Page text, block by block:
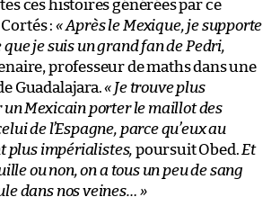
ces histoires générées par ce
: «Après le Mexique, je supporte
que je suis un grand fan de Pedri,
professeur de maths dans une
Guadalajara. « Je trouve plus
un Mexicain porter le maillot des
de l’Espagne, parce qu’eux au
plus impérialistes, poursuit Obed.Et
ou non, on a tous un peu de sang
dans nos veines… »